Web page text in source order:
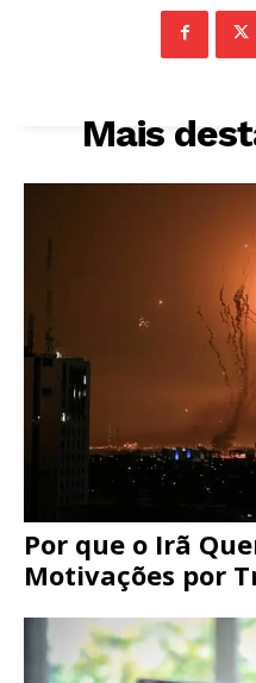
Mais
Por que o Irã
Motivações por